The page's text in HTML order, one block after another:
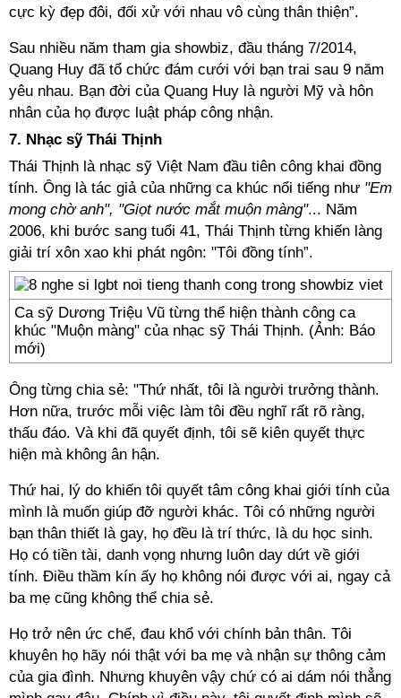
cực kỳ đẹp đôi, đối xử với nhau vô cùng thân thiện”.
Sau nhiều năm tham gia showbiz, đầu tháng 7/2014,
Quang Huy đã tổ chức đám cưới với bạn trai sau 9 năm
yêu nhau. Bạn đời của Quang Huy là người Mỹ và hôn
nhân của họ được luật pháp công nhận.
7. Nhạc sỹ Thái Thịnh
Thái Thịnh là nhạc sỹ Việt Nam đầu tiên công khai đồng
tính. Ông là tác giả của những ca khúc nổi tiếng như "Em
mong chờ anh", "Giọt nước mắt muộn màng"... Năm
2006, khi bước sang tuổi 41, Thái Thịnh từng khiến làng
giải trí xôn xao khi phát ngôn: "Tôi đồng tính”.
Ca sỹ Dương Triệu Vũ từng thể hiện thành công ca
khúc "Muộn màng" của nhạc sỹ Thái Thịnh. (Ảnh: Báo
mới)
Ông từng chia sẻ: "Thứ nhất, tôi là người trưởng thành.
Hơn nữa, trước mỗi việc làm tôi đều nghĩ rất rõ ràng,
thấu đáo. Và khi đã quyết định, tôi sẽ kiên quyết thực
hiện mà không ân hận.
Thứ hai, lý do khiến tôi quyết tâm công khai giới tính của
mình là muốn giúp đỡ người khác. Tôi có những người
bạn thân thiết là gay, họ đều là trí thức, là du học sinh.
Họ có tiền tài, danh vọng nhưng luôn day dứt về giới
tính. Điều thầm kín ấy họ không nói được với ai, ngay cả
ba mẹ cũng không thể chia sẻ.
Họ trở nên ức chế, đau khổ với chính bản thân. Tôi
khuyên họ hãy nói thật với ba mẹ và nhận sự thông cảm
của gia đình. Nhưng khuyên vậy chứ có ai dám nói thẳng